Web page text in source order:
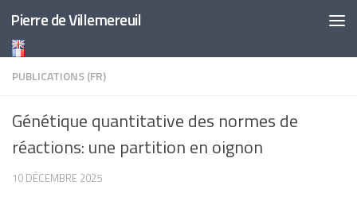
Skip to content
Pierre de Villemereuil
PUBLICATIONS (FR)
Génétique quantitative des normes de
réactions: une partition en oignon
10 DÉCEMBRE 2025